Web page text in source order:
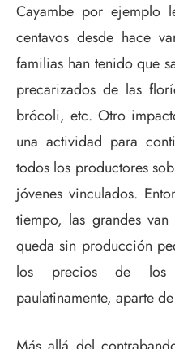
Cayambe por ejemplo
centavos desde hace
familias han tenido que
precarizados de las
brócoli, etc. Otro
una actividad para
todos los productores
jóvenes vinculados.
tiempo, las grandes
queda sin producción
los precios de los
paulatinamente, aparte